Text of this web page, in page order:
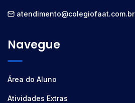
atendimento@colegiofaat.com.br
Navegue
Área do Aluno
Atividades Extras